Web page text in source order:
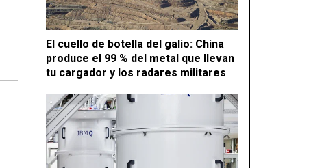
El cuello de botella del galio: China
produce el 99 % del metal que llevan
tu cargador y los radares militares